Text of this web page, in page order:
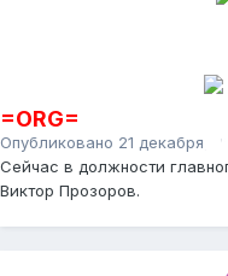
=ORG=
Опубликовано 21 декабря,
Сейчас в должности
Виктор Прозоров.